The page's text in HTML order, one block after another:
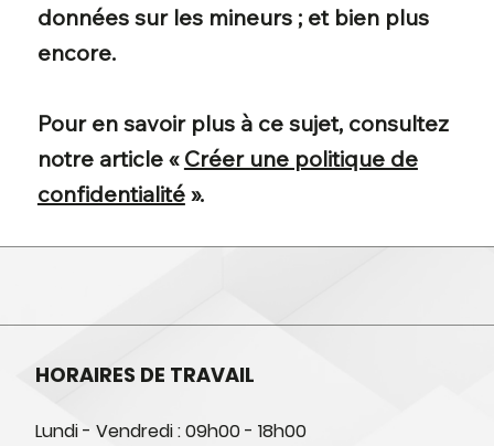
données sur les mineurs ; et bien plus
encore.
Pour en savoir plus à ce sujet, consultez
notre article « Créer une politique de
confidentialité».
HORAIRES DE TRAVAIL
Lundi - Vendredi : 09h00 - 18h00